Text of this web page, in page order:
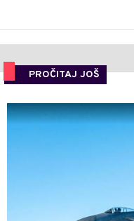
PROČITAJ JOŠ